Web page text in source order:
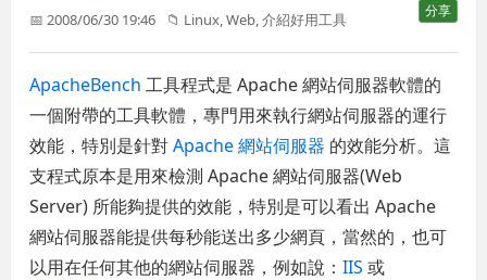
分享
📅 2008/06/30 19:46 📁 Linux ,Web ,介紹好用工具
ApacheBench 工具程式是 Apache 網站伺服器軟體的
一個附帶的工具軟體，專門用來執行網站伺服器的運行
效能，特別是針對Apache 網站伺服器 的效能分析。這
支程式原本是用來檢測 Apache 網站伺服器(Web
Server) 所能夠提供的效能，特別是可以看出 Apache
網站伺服器能提供每秒能送出多少網頁，當然的，也可
以用在任何其他的網站伺服器，例如說：IIS 或